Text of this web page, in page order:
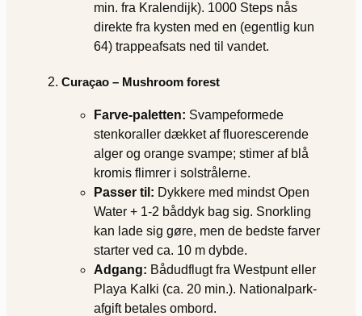
min. fra Kralendijk). 1000 Steps nås
direkte fra kysten med en (egentlig kun
64) trappeafsats ned til vandet.
Curaçao – Mushroom forest
Farve‐paletten: Svampeformede
stenkoraller dækket af fluorescerende
alger og orange svampe; stimer af blå
kromis flimrer i solstrålerne.
Passer til: Dykkere med mindst Open
Water + 1-2 båddyk bag sig. Snorkling
kan lade sig gøre, men de bedste farver
starter ved ca. 10 m dybde.
Adgang: Bådudflugt fra Westpunt eller
Playa Kalki (ca. 20 min.). Nationalpark‐
afgift betales ombord.